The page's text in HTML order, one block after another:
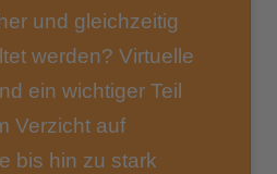
und gleichzeitig
werden? Virtuelle
ein wichtiger Teil
Verzicht auf
bis hin zu stark